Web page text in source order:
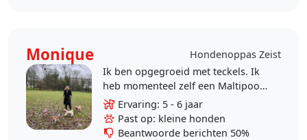
Monique
Hondenoppas Zeist
Ik ben opgegroeid met teckels. Ik
heb momenteel zelf een Maltipoo
reu van 9 jaar (nu 4 jaar bij mij en
van de verlatingsangst af
geholpen). Ik vind..
Ervaring: 5 - 6 jaar
Past op: kleine honden
Beantwoorde berichten 50%